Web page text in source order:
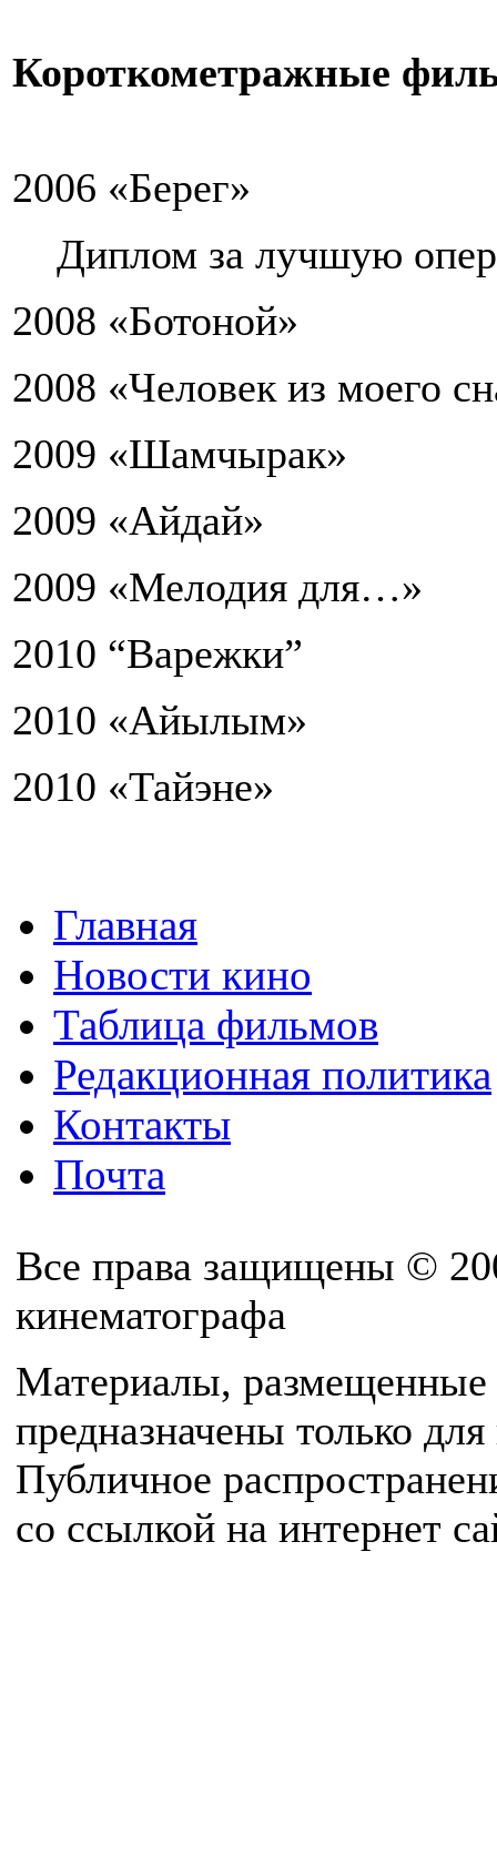
Короткометражные
2006 «Берег»
Диплом за лучшую
2008 «Ботоной»
2008 «Человек из моего
2009 «Шамчырак»
2009 «Айдай»
2009 «Мелодия для…»
2010 “Варежки”
2010 «Айылым»
2010 «Тайэне»
Главная
Новости кино
Таблица фильмов
Редакционная политика
Контакты
Почта
Все права защищены ©
кинематографа
Материалы, размещенные
предназначены только
Публичное
со ссылкой на интернет